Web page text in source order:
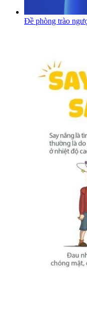
Đề phòng trào